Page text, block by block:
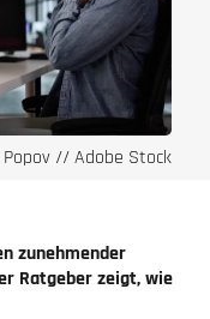
// Adobe Stock
zunehmender
Ratgeber zeigt, wie